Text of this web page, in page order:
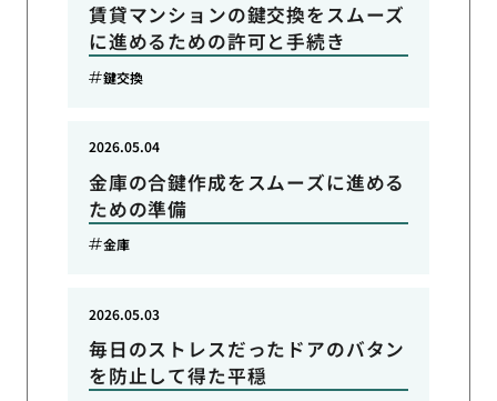
賃貸マンションの鍵交換をスムーズ
に進めるための許可と手続き
鍵交換
金庫の合鍵作成をスムーズに進める
ための準備
2026.05.04
金庫
毎日のストレスだったドアのバタン
を防止して得た平穏
2026.05.03